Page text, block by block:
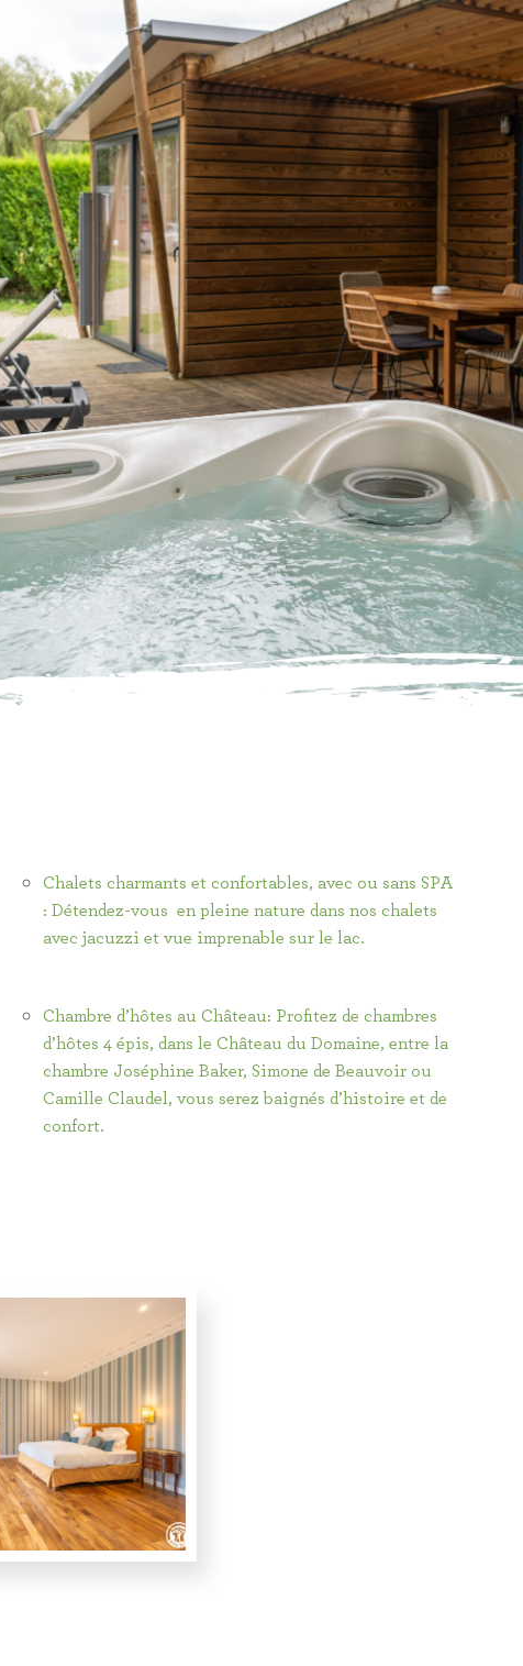
Chalets charmants et confortables, avec ou sans SPA
: Détendez-vous en pleine nature dans nos chalets
avec jacuzzi et vue imprenable sur le lac.
Chambre d’hôtes au Château: Profitez de chambres
d’hôtes 4 épis, dans le Château du Domaine, entre la
chambre Joséphine Baker, Simone de Beauvoir ou
Camille Claudel, vous serez baignés d’histoire et de
confort.